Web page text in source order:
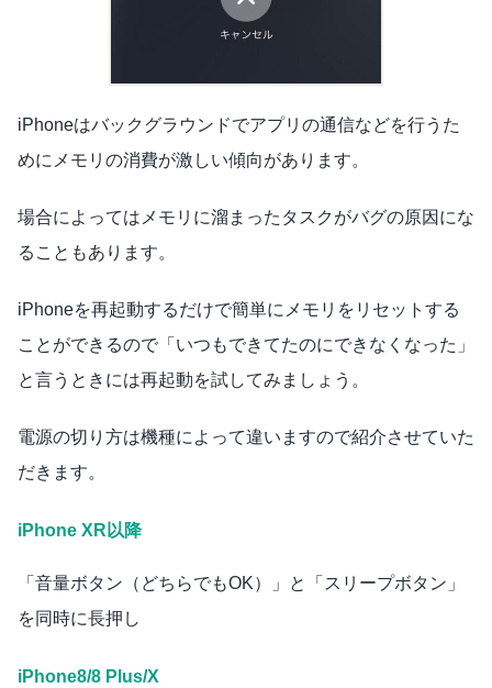
iPhoneはバックグラウンドでアプリの通信などを行うた
めにメモリの消費が激しい傾向があります。
場合によってはメモリに溜まったタスクがバグの原因にな
ることもあります。
iPhoneを再起動するだけで簡単にメモリをリセットする
ことができるので「いつもできてたのにできなくなった」
と言うときには再起動を試してみましょう。
電源の切り方は機種によって違いますので紹介させていた
だきます。
iPhone XR以降
「音量ボタン（どちらでもOK）」と「スリープボタン」
を同時に長押し
iPhone8/8 Plus/X